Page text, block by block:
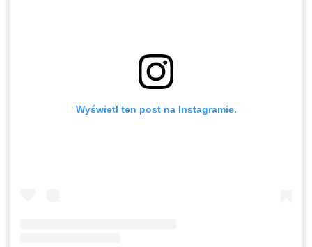
Wyświetl ten post na Instagramie.